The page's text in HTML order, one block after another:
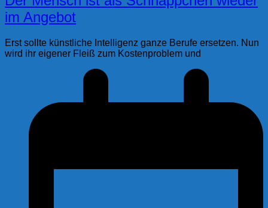
im Angebot
Erst sollte künstliche Intelligenz ganze Berufe ersetzen. Nun
wird ihr eigener Fleiß zum Kostenproblem und